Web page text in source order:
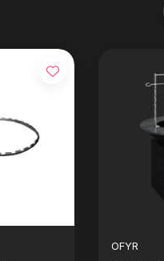
OFYR